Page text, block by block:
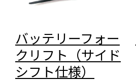
バッテリーフォー
クリフト（サイド
シフト仕様）